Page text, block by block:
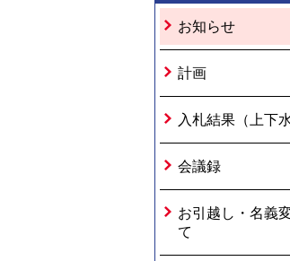
お知らせ
計画
入札結果（上下
会議録
お引越し・名義
て